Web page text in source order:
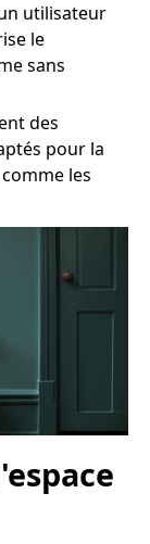
utilisateur
le
sans
des
pour la
les